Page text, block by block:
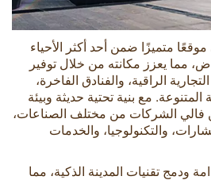
فالي موقعًا متميزًا ضمن أحد أكثر الأحياء
مما يعزز مكانته من خلال توفير
الراقية، والفنادق الفاخرة،
مع بنية تحتية حديثة وبيئة
الشركات من مختلف الصناعات،
والتكنولوجيا، والخدمات
ودمج تقنيات المدينة الذكية، مما